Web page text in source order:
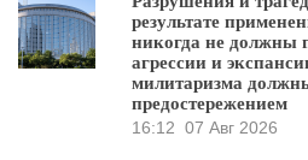
результате
никогда не должны
агрессии и
милитаризма
предостережением
16:12 07 Авг 2026